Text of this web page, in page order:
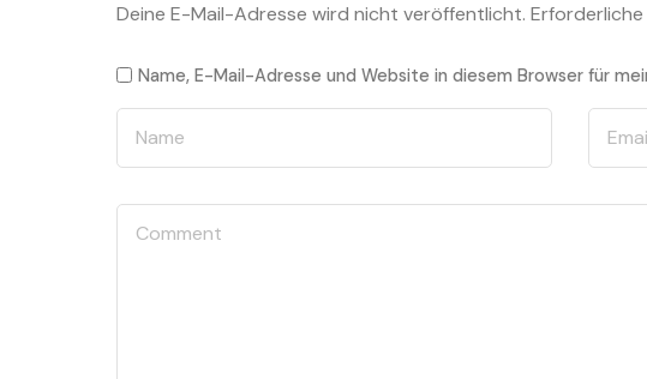
Deine E-Mail-Adresse wird nicht veröffentlicht.
Name, E-Mail-Adresse und Website in diesem Browser für